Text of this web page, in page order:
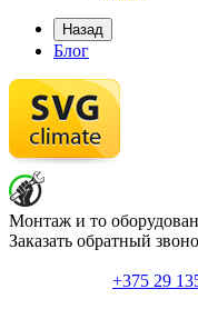
Назад
Блог
Монтаж и то
Заказать обратный
+375 29